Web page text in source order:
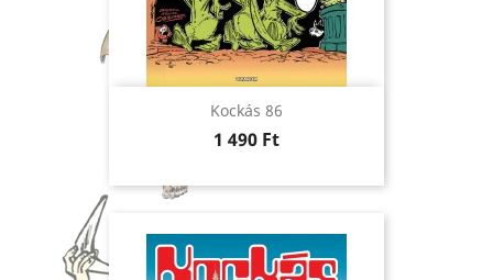
Kockás 86
Ár
1 490 Ft